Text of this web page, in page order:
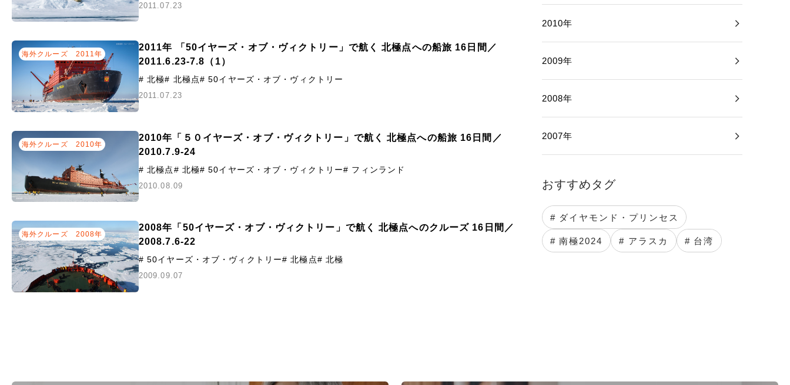
2011.07.23
海外クルーズ 2011年
2011年 「50イヤーズ・オブ・ヴィクトリー」で航く 北極点への船旅 16日間／
2011.6.23-7.8（1）
# 北極# 北極点# 50イヤーズ・オブ・ヴィクトリー
2011.07.23
海外クルーズ 2010年
2010年「５０イヤーズ・オブ・ヴィクトリー」で航く 北極点への船旅 16日間／
2010.7.9-24
# 北極点# 北極# 50イヤーズ・オブ・ヴィクトリー# フィンランド
2010.08.09
海外クルーズ 2008年
2008年「50イヤーズ・オブ・ヴィクトリー」で航く 北極点へのクルーズ 16日間／
2008.7.6-22
# 50イヤーズ・オブ・ヴィクトリー# 北極点# 北極
2009.09.07
2010年
2009年
2008年
2007年
おすすめタグ
# ダイヤモンド・プリンセス
# 南極2024 # アラスカ # 台湾